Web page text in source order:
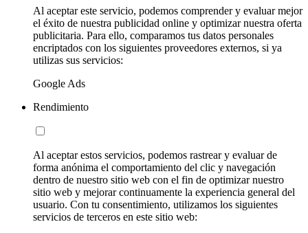
Al aceptar este servicio, podemos comprender y evaluar mejor
el éxito de nuestra publicidad online y optimizar nuestra oferta
publicitaria. Para ello, comparamos tus datos personales
encriptados con los siguientes proveedores externos, si ya
utilizas sus servicios:
Google Ads
Rendimiento
Al aceptar estos servicios, podemos rastrear y evaluar de
forma anónima el comportamiento del clic y navegación
dentro de nuestro sitio web con el fin de optimizar nuestro
sitio web y mejorar continuamente la experiencia general del
usuario. Con tu consentimiento, utilizamos los siguientes
servicios de terceros en este sitio web: